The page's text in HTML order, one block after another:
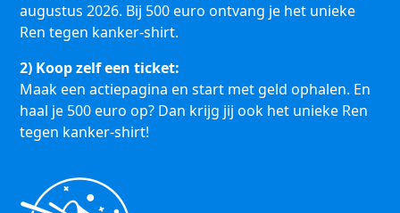
augustus 2026. Bij 500 euro ontvang je het unieke
Ren tegen kanker-shirt.
2) Koop zelf een ticket:
Maak een actiepagina en start met geld ophalen. En
haal je 500 euro op? Dan krijg jij ook het unieke Ren
tegen kanker-shirt!